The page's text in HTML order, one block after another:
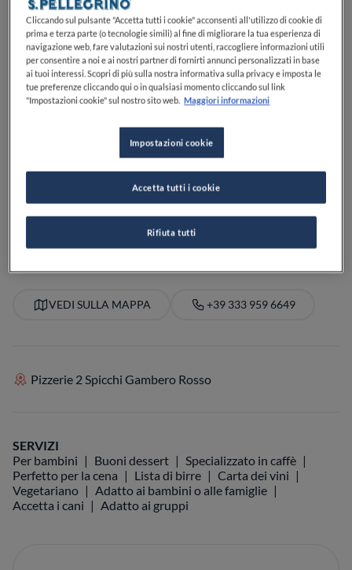
0 0 0 0 0
FormiaLTItalia
VEDI ORARI
VEDI SULLA MAPPA +39 333 959 6649
Pizzerie 2 Spicchi Gambero Rosso
SERVIZI
Per bambini
Buoni dessert
Specializzato in caffè
Perfetto per la cena
Lista di birre
Carta dei vini
Vegetariano
Adatto ai bambini o alle famiglie
Accetta i cani
Adatto ai gruppi
Cliccando sul pulsante "Accetta tutti i cookie" acconsenti all'utilizzo di cookie di
prima e terza parte (o tecnologie simili) al fine di migliorare la tua esperienza di
navigazione web, fare valutazioni sui nostri utenti, raccogliere informazioni utili
per consentire a noi e ai nostri partner di fornirti annunci personalizzati in base
ai tuoi interessi. Scopri di più sulla nostra informativa sulla privacy e imposta le
tue preferenze cliccando qui o in qualsiasi momento cliccando sul link
"Impostazioni cookie" sul nostro sito web. Maggiori informazioni
Impostazioni cookie
Rifiuta tutti
Accetta tutti i cookie